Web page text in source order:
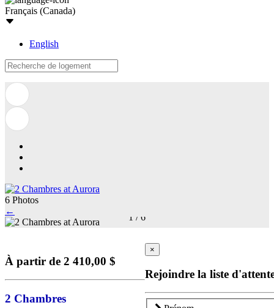
Français (Canada)
English
6 Photos
←
1 / 6
À partir de 2 410,00 $
2 Chambres
×
Rejoindre la liste